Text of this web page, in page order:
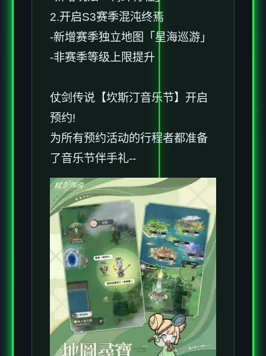
2.开启S3赛季混沌终焉
-新增赛季独立地图「星海巡游」
-非赛季等级上限提升
仗剑传说【坎斯汀音乐节】开启
预约!
为所有预约活动的行程者都准备
了音乐节伴手礼--